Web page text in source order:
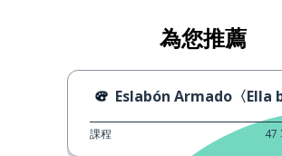
為您推薦
Eslabón Armado〈Ella baila
課程 47